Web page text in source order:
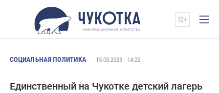
СОЦИАЛЬНАЯ ПОЛИТИКА 15.08.2023 14:22
Единственный на Чукотке детский лагерь